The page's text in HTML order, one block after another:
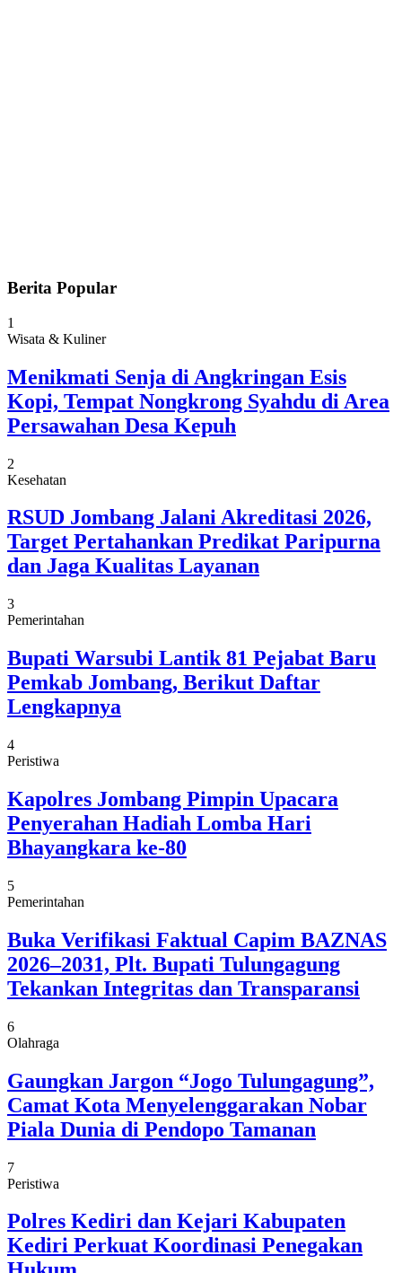
Berita Popular
1
Wisata & Kuliner
Menikmati Senja di Angkringan Esis
Kopi, Tempat Nongkrong Syahdu di Area
Persawahan Desa Kepuh
2
Kesehatan
RSUD Jombang Jalani Akreditasi 2026,
Target Pertahankan Predikat Paripurna
dan Jaga Kualitas Layanan
3
Pemerintahan
Bupati Warsubi Lantik 81 Pejabat Baru
Pemkab Jombang, Berikut Daftar
Lengkapnya
4
Peristiwa
Kapolres Jombang Pimpin Upacara
Penyerahan Hadiah Lomba Hari
Bhayangkara ke-80
5
Pemerintahan
Buka Verifikasi Faktual Capim BAZNAS
2026–2031, Plt. Bupati Tulungagung
Tekankan Integritas dan Transparansi
6
Olahraga
Gaungkan Jargon “Jogo Tulungagung”,
Camat Kota Menyelenggarakan Nobar
Piala Dunia di Pendopo Tamanan
7
Peristiwa
Polres Kediri dan Kejari Kabupaten
Kediri Perkuat Koordinasi Penegakan